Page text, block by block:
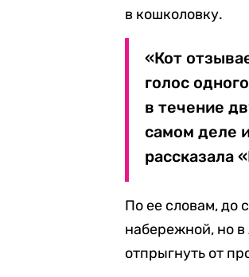
в кошколовку.
«Кот
голос
в течение
самом деле
рассказала
По ее словам, до
набережной, но в
отпрыгнуть от